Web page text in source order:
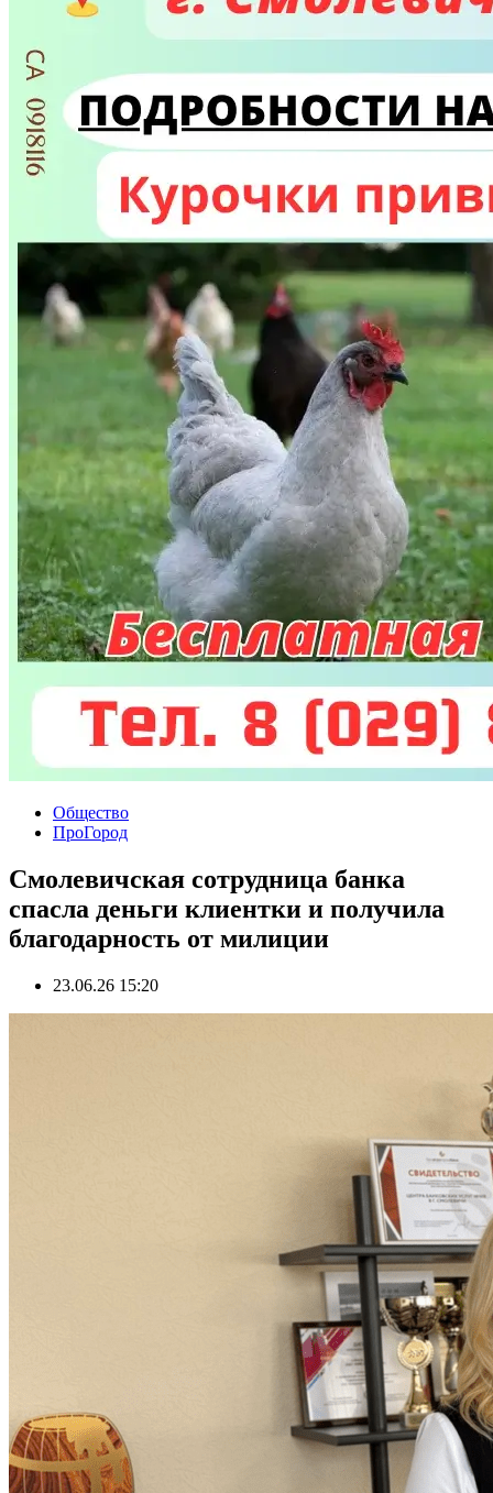
Общество
ПроГород
Смолевичская сотрудница банка
спасла деньги клиентки и получила
благодарность от милиции
23.06.26 15:20